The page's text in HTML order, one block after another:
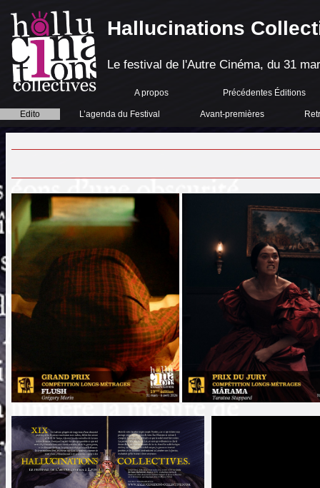
Hallucinations
Le festival de l'Autre Cinéma, du 31
A propos Précédentes Éditions
Edito L’agenda du Festival Avant-premières